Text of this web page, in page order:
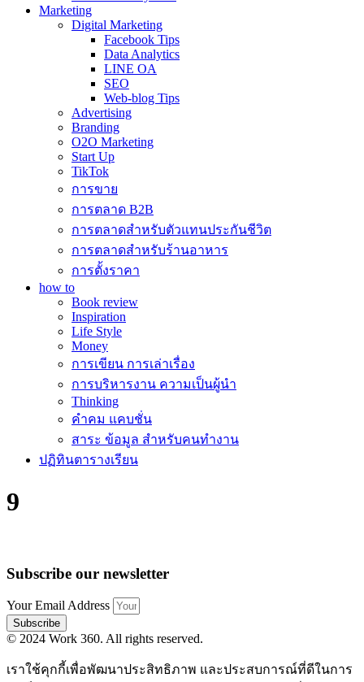
Marketing
Digital Marketing
Facebook Tips
Data Analytics
LINE OA
SEO
Web-blog Tips
Advertising
Branding
O2O Marketing
Start Up
TikTok
การขาย
การตลาด B2B
การตลาดสำหรับตัวแทนประกันชีวิต
การตลาดสำหรับร้านอาหาร
การตั้งราคา
how to
Book review
Inspiration
Life Style
Money
การเขียน การเล่าเรื่อง
การบริหารงาน ความเป็นผู้นำ
Thinking
คำคม แคบชั่น
สาระ ข้อมูล สำหรับคนทำงาน
ปฏิทินตารางเรียน
9
Subscribe our newsletter
Your Email Address
Subscribe
© 2024 Work 360. All rights reserved.
เราใช้คุกกี้เพื่อพัฒนาประสิทธิภาพ และประสบการณ์ที่ดีในการ